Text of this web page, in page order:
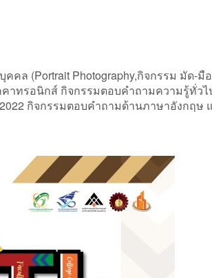
คล (Portrait Photography,กิจกรรม มัด-มื
าทรอนิกส์ กิจกรรมตอบคำถามความรู้ทั่ว
กิจกรรมตอบคำถามด้านภาษาอังกฤษ